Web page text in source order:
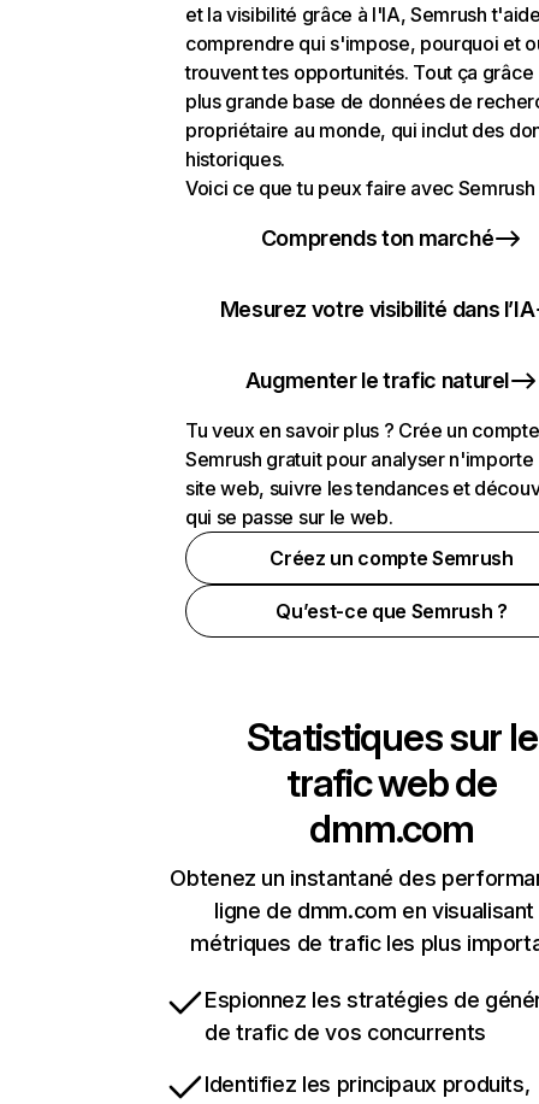
et la visibilité grâce à l'IA, Semrush
comprendre qui s'impose, pourquoi et
trouvent tes opportunités. Tout ça grâce
plus grande base de données de
propriétaire au monde, qui inclut des
historiques.
Voici ce que tu peux faire avec Semrush
Comprends ton marché
Mesurez votre visibilité dans l’IA
Augmenter le trafic naturel
Tu veux en savoir plus ? Crée un compte
Semrush gratuit pour analyser n'importe
site web, suivre les tendances et
qui se passe sur le web.
Créez un compte Semrush
Qu’est-ce que Semrush ?
Statistiques sur le
trafic web de
dmm.com
Obtenez un instantané des
ligne de dmm.com en
métriques de trafic les plus
Espionnez les stratégies de
de trafic de vos concurrents
Identifiez les principaux produits,